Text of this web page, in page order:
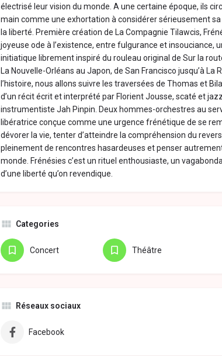
électrisé leur vision du monde. A une certaine époque, ils
main comme une exhortation à considérer sérieusement
la liberté. Première création de La Compagnie Tilawcis,
joyeuse ode à l’existence, entre fulgurance et insouciance,
initiatique librement inspiré du rouleau original de Sur la
La Nouvelle-Orléans au Japon, de San Francisco jusqu’à La
l’histoire, nous allons suivre les traversées de Thomas et
d’un récit écrit et interprété par Florient Jousse, scaté et
instrumentiste Jah Pinpin. Deux hommes-orchestres au
libératrice conçue comme une urgence frénétique de se
dévorer la vie, tenter d’atteindre la compréhension du
pleinement de rencontres hasardeuses et penser
monde. Frénésies c’est un rituel enthousiaste, un
d’une liberté qu’on revendique.
Categories
Concert Théâtre
Réseaux sociaux
Facebook